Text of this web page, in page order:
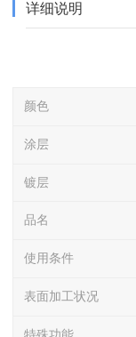
详细说明
颜色
涂层
镀层
品名
使用条件
表面加工状况